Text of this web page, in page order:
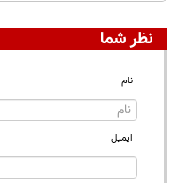
نظر شما
نام
ایمیل